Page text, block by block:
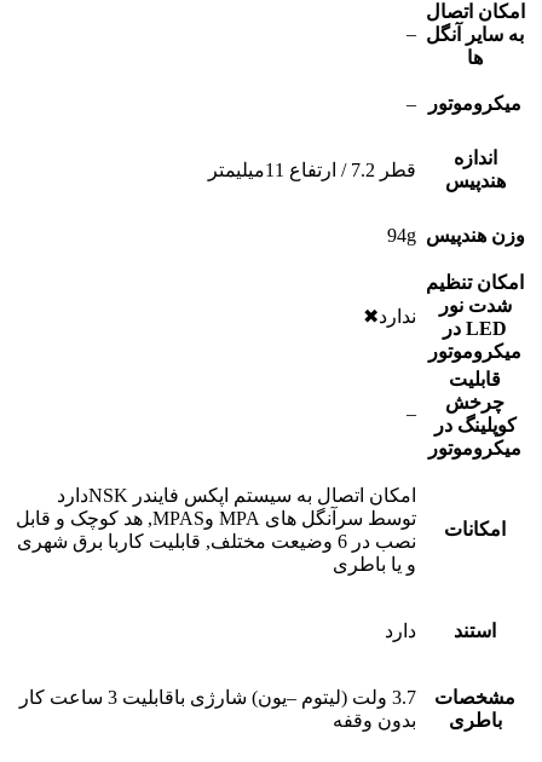
امکان اتصال
به سایر آنگل
ها
–
میکروموتور –
اندازه
هندپیس
قطر 7.2 / ارتفاع 11میلیمتر
وزن هندپیس 94g
امکان تنظیم
شدت نور
LED در
میکروموتور
ندارد✖
قابلیت
چرخش
کوپلینگ در
میکروموتور
–
امکانات
امکان اتصال به سیستم اپکس فایندر NSKدارد
توسط سرآنگل های MPA وMPAS, هد کوچک و قابل
نصب در 6 وضیعت مختلف, قابلیت کاربا برق شهری
و یا باطری
استند دارد
مشخصات
باطری
3.7 ولت (لیتوم –یون) شارژی باقابلیت 3 ساعت کار
بدون وقفه